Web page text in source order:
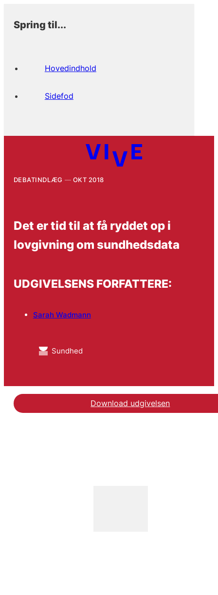
Spring til...
Hovedindhold
Sidefod
DEBATINDLÆG OKT 2018
Det er tid til at få ryddet op i
lovgivning om sundhedsdata
UDGIVELSENS FORFATTERE:
Sarah Wadmann
Sundhed
Download udgivelsenSe debatindlægget på